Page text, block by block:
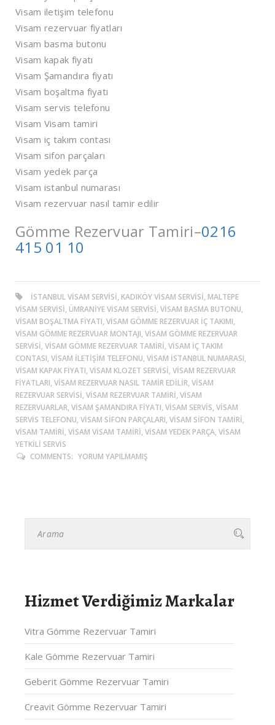
Visam iletişim telefonu
Visam rezervuar fiyatları
Visam basma butonu
Visam kapak fiyatı
Visam Şamandıra fiyatı
Visam boşaltma fiyatı
Visam servis telefonu
Visam Visam tamiri
Visam iç takım contası
Visam sifon parçaları
Visam yedek parça
Visam istanbul numarası
Visam rezervuar nasıl tamir edilir
Gömme Rezervuar Tamiri–0216
415 01 10
ISTANBUL VISAM SERVISI, KADIKÖY VISAM SERVISI, MALTEPE
VISAM SERVISI, ÜMRANIYE VISAM SERVISI, VISAM BASMA BUTONU,
VISAM BOŞALTMA FIYATI, VISAM GÖMME REZERVUAR IÇ TAKIMI,
VISAM GÖMME REZERVUAR MONTAJI, VISAM GÖMME REZERVUAR
SERVISI, VISAM GÖMME REZERVUAR TAMIRI, VISAM IÇ TAKIM
CONTASI, VISAM ILETIŞIM TELEFONU, VISAM ISTANBUL NUMARASI,
VISAM KAPAK FIYATI, VISAM KLOZET SERVISI, VISAM REZERVUAR
FIYATLARI, VISAM REZERVUAR NASIL TAMIR EDILIR, VISAM
REZERVUAR SERVISI, VISAM REZERVUAR TAMIRI, VISAM
REZERVUARLAR, VISAM ŞAMANDIRA FIYATI, VISAM SERVIS, VISAM
SERVIS TELEFONU, VISAM SIFON PARÇALARI, VISAM SIFON TAMIRI,
VISAM TAMIRI, VISAM VISAM TAMIRI, VISAM YEDEK PARÇA, VISAM
YETKILI SERVIS
COMMENTS: YORUM YAPILMAMIŞ
Hizmet Verdiğimiz Markalar
Vitra Gömme Rezervuar Tamiri
Kale Gömme Rezervuar Tamiri
Geberit Gömme Rezervuar Tamiri
Creavit Gömme Rezervuar Tamiri